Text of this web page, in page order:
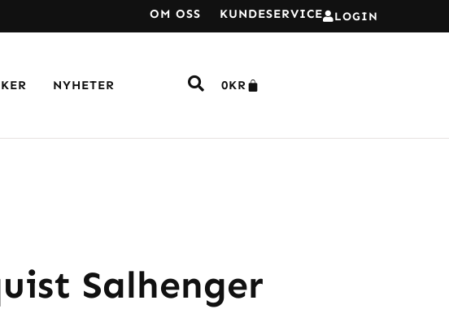
LOGIN
OM OSS KUNDESERVICE
NYHETER 0KR
Salhenger